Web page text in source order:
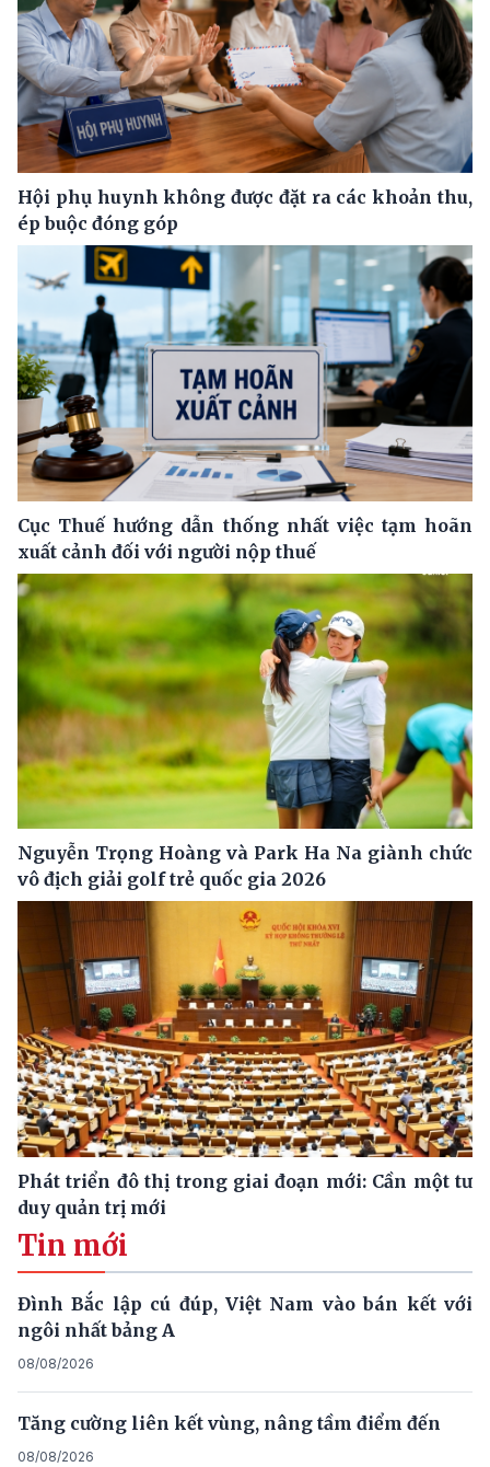
Hội phụ huynh không được đặt ra các khoản thu,
ép buộc đóng góp
Cục Thuế hướng dẫn thống nhất việc tạm hoãn
xuất cảnh đối với người nộp thuế
Nguyễn Trọng Hoàng và Park Ha Na giành chức
vô địch giải golf trẻ quốc gia 2026
Phát triển đô thị trong giai đoạn mới: Cần một tư
duy quản trị mới
Tin mới
Đình Bắc lập cú đúp, Việt Nam vào bán kết với
ngôi nhất bảng A
08/08/2026
Tăng cường liên kết vùng, nâng tầm điểm đến
08/08/2026